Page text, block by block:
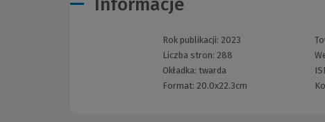
Informacje
Rok publikacji: 2023
Liczba stron: 288
Okładka: twarda
Format: 20.0x22.3cm